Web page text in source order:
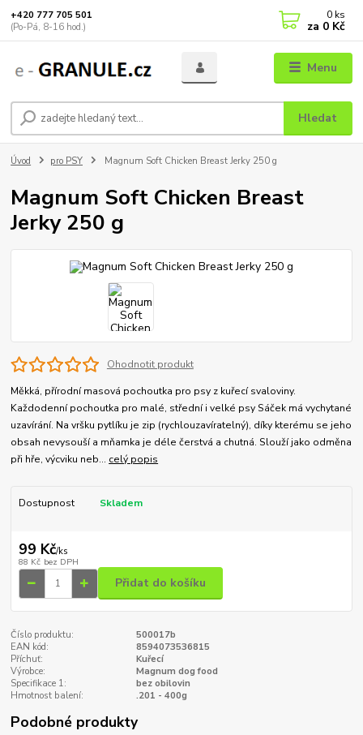
Menu
Hledat
+420 777 705 501
(Po-Pá, 8-16 hod.)
0 ks
za 0 Kč
Úvod pro PSY Magnum Soft Chicken Breast Jerky 250 g
Magnum Soft Chicken Breast
Jerky 250 g
Ohodnotit produkt
Měkká, přírodní masová pochoutka pro psy z kuřecí svaloviny.
Každodenní pochoutka pro malé, střední i velké psy Sáček má vychytané
uzavírání. Na vršku pytlíku je zip (rychlouzavíratelný), díky kterému se jeho
obsah nevysouší a mňamka je déle čerstvá a chutná. Slouží jako odměna
při hře, výcviku neb... celý popis
Dostupnost Skladem
99 Kč/ks
88 Kč bez DPH
Přidat do košíku
Číslo produktu:
500017b
EAN kód:
8594073536815
Příchuť:
Kuřecí
Výrobce:
Magnum dog food
Specifikace 1:
bez obilovin
Hmotnost balení:
.201 - 400g
Podobné produkty